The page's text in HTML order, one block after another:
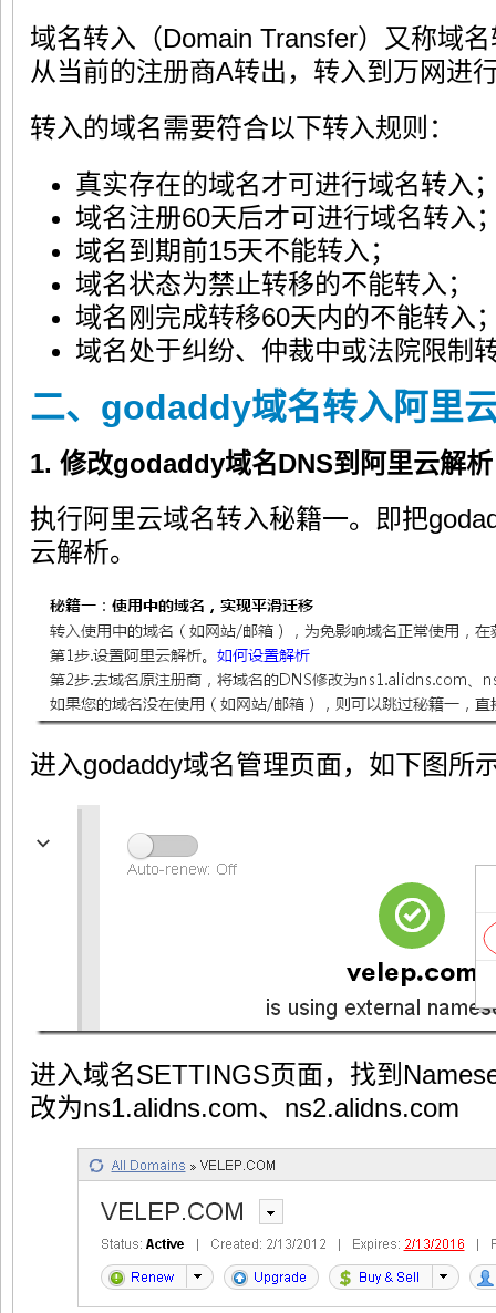
域名转入（Domain Transfer）又称域
从当前的注册商A转出，转入到万网进
转入的域名需要符合以下转入规则：
真实存在的域名才可进行域名转入
域名注册60天后才可进行域名转入
域名到期前15天不能转入；
域名状态为禁止转移的不能转入；
域名刚完成转移60天内的不能转入
域名处于纠纷、仲裁中或法院限制
二、godaddy域名转入阿里
1. 修改godaddy域名DNS到阿里云解析
执行阿里云域名转入秘籍一。即把
云解析。
进入godaddy域名管理页面，如下图所
进入域名SETTINGS页面，找到
改为ns1.alidns.com、ns2.alidns.com